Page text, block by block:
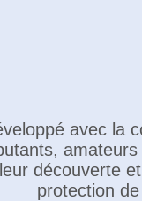
avec la
découverte
protection